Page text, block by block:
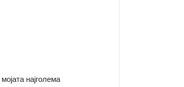
најголема